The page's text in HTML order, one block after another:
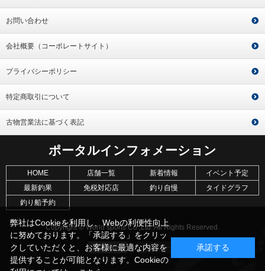
お問い合わせ
会社概要（コーポレートサイト）
プライバシーポリシー
特定商取引について
古物営業法に基づく表記
ポータルインフォメーション
HOME 店舗一覧 新着情報
イベント予定
最新釣果
免税対応店 釣り自慢
タイドグラフ
釣り船予約
Copyright © World sports Co.,Ltd. All Rights Reserved.
弊社はCookieを利用し、Webの利便性向上
に努めております。「承認する」をクリッ
クしていただくと、お客様に最適な内容を
提供することが可能となります。Cookieの
承諾する